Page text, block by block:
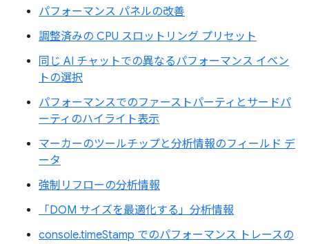
パフォーマンス パネルの改善
調整済みの CPU スロットリング プリセット
同じ AI チャットでの異なるパフォーマンス イベン
トの選択
パフォーマンスでのファーストパーティとサードパ
ーティのハイライト表示
マーカーのツールチップと分析情報のフィールド デ
ータ
強制リフローの分析情報
「DOM サイズを最適化する」分析情報
console.timeStamp でのパフォーマンス トレースの